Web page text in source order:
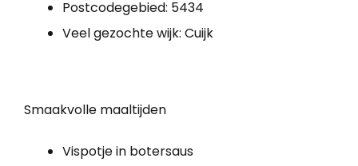
Postcodegebied: 5434
Veel gezochte wijk: Cuijk
Smaakvolle maaltijden
Vispotje in botersaus